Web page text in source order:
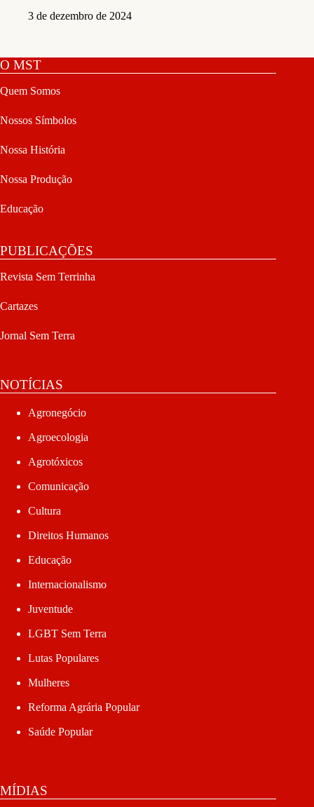
3 de dezembro de 2024
O MST
Quem Somos
Nossos Símbolos
Nossa História
Nossa Produção
Educação
PUBLICAÇÕES
Revista Sem Terrinha
Cartazes
Jornal Sem Terra
NOTÍCIAS
Agronegócio
Agroecologia
Agrotóxicos
Comunicação
Cultura
Direitos Humanos
Educação
Internacionalismo
Juventude
LGBT Sem Terra
Lutas Populares
Mulheres
Reforma Agrária Popular
Saúde Popular
MÍDIAS